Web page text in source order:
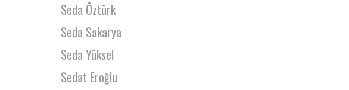
Seda Öztürk
Seda Sakarya
Seda Yüksel
Sedat Eroğlu